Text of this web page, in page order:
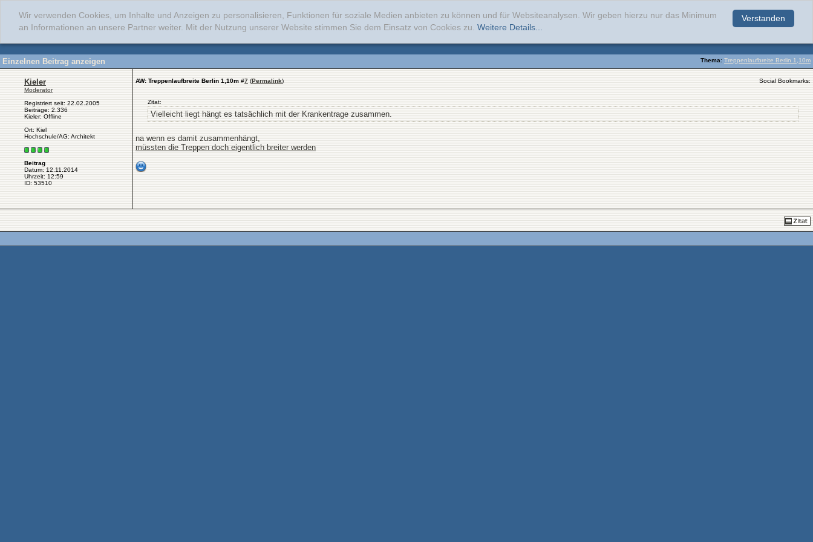
Verstanden
Wir verwenden Cookies, um Inhalte und Anzeigen zu personalisieren, Funktionen für soziale Medien anbieten zu können und für Websiteanalysen. Wir geben hierzu nur das Minimum
an Informationen an unsere Partner weiter. Mit der Nutzung unserer Website stimmen Sie dem Einsatz von Cookies zu. Weitere Details...
Thema: Treppenlaufbreite Berlin 1,10m
Einzelnen Beitrag anzeigen
Kieler
Moderator
Registriert seit: 22.02.2005
Beiträge: 2.336
Kieler: Offline
Ort: Kiel
Hochschule/AG: Architekt
Beitrag
Datum: 12.11.2014
Uhrzeit: 12:59
ID: 53510
AW: Treppenlaufbreite Berlin 1,10m #7 (Permalink) Social Bookmarks:
Zitat:
Vielleicht liegt hängt es tatsächlich mit der Krankentrage zusammen.
na wenn es damit zusammenhängt,
müssten die Treppen doch eigentlich breiter werden